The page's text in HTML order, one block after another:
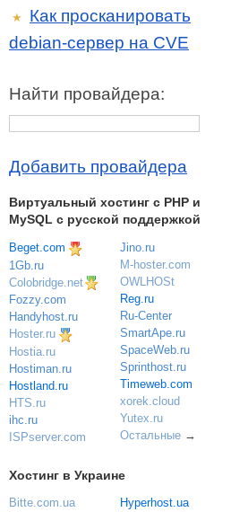
★
Как просканировать
debian-сервер на CVE
Найти провайдера:
Добавить провайдера
Виртуальный хостинг c PHP и
MySQL с русской поддержкой
Beget.com
1Gb.ru
Colobridge.net
Fozzy.com
Handyhost.ru
Hoster.ru
Hostia.ru
Hostiman.ru
Hostland.ru
HTS.ru
ihc.ru
ISPserver.com
Jino.ru
M-hoster.com
OWLHOSt
Reg.ru
Ru-Center
SmartApe.ru
SpaceWeb.ru
Sprinthost.ru
Timeweb.com
xorek.cloud
Yutex.ru
Остальные→
Хостинг в Украине
Bitte.com.ua
Hyperhost.ua